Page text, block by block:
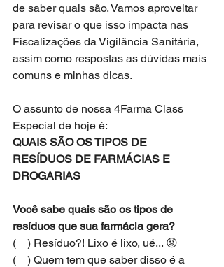
de saber quais são. Vamos aproveitar
para revisar o que isso impacta nas
Fiscalizações da Vigilância Sanitária,
assim como respostas as dúvidas mais
comuns e minhas dicas.
O assunto de nossa 4Farma Class
Especial de hoje é:
QUAIS SÃO OS TIPOS DE
RESÍDUOS DE FARMÁCIAS E
DROGARIAS
Você sabe quais são os tipos de
resíduos que sua farmácia gera?
(    ) Resíduo?! Lixo é lixo, ué... 😡
(    ) Quem tem que saber disso é a